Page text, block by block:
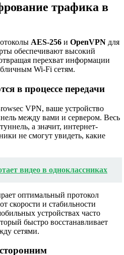
трафика в
AES-256 и OpenVPN для
обеспечивают высокий
перехват информации
Wi-Fi сетям.
в процессе передачи
VPN, ваше устройство
между вами и сервером. Весь
а значит, интернет-
не смогут увидеть, какие
видео в одноклассниках
оптимальный протокол
скорости и стабильности
устройствах часто
быстро восстанавливает
сетями.